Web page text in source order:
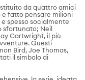
da quattro amici
fatto pensare milioni
spesso socialmente
sfortunato; Neil
Cartwright, il più
Questi
Bird, Joe Thomas,
il simbolo di